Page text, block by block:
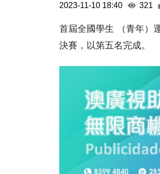
2023-11-10 18:40 321
首屆全國學生 （青年）
決賽，以第五名完成。